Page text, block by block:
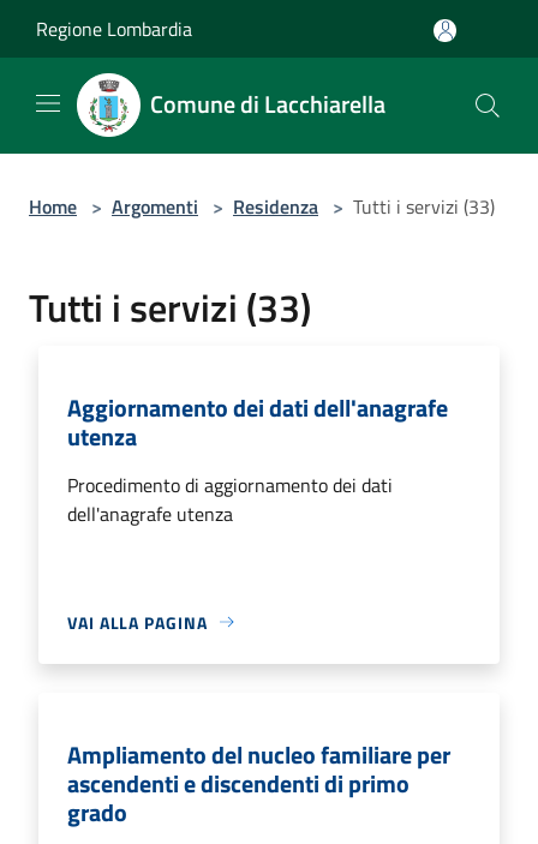
Regione Lombardia
Comune di Lacchiarella
Home > Argomenti > Residenza > Tutti i servizi (33)
Tutti i servizi (33)
Aggiornamento dei dati dell'anagrafe
utenza
Procedimento di aggiornamento dei dati
dell'anagrafe utenza
VAI ALLA PAGINA
Ampliamento del nucleo familiare per
ascendenti e discendenti di primo
grado